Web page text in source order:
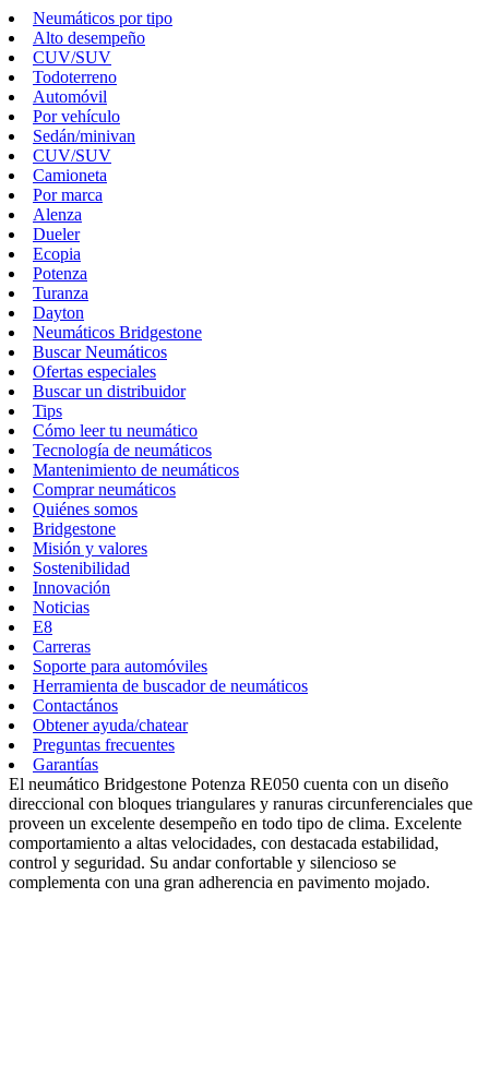
Neumáticos por tipo
Alto desempeño
CUV/SUV
Todoterreno
Automóvil
Por vehículo
Sedán/minivan
CUV/SUV
Camioneta
Por marca
Alenza
Dueler
Ecopia
Potenza
Turanza
Dayton
Neumáticos Bridgestone
Buscar Neumáticos
Ofertas especiales
Buscar un distribuidor
Tips
Cómo leer tu neumático
Tecnología de neumáticos
Mantenimiento de neumáticos
Comprar neumáticos
Quiénes somos
Bridgestone
Misión y valores
Sostenibilidad
Innovación
Noticias
E8
Carreras
Soporte para automóviles
Herramienta de buscador de neumáticos
Contactános
Obtener ayuda/chatear
Preguntas frecuentes
Garantías
El neumático Bridgestone Potenza RE050 cuenta con un diseño
direccional con bloques triangulares y ranuras circunferenciales que
proveen un excelente desempeño en todo tipo de clima. Excelente
comportamiento a altas velocidades, con destacada estabilidad,
control y seguridad. Su andar confortable y silencioso se
complementa con una gran adherencia en pavimento mojado.